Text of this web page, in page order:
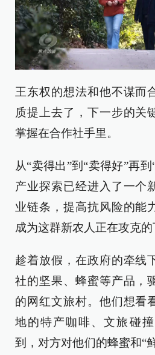
王东权的想法和他不谋而
质提上去了，下一步的关
掌握在合作社手里。
从“卖得出”到“卖得好”再
产业探索已经进入了一个
业链条，提高抗风险的能
成为这群新农人正在攻克的
趁着放假，在政府的牵线
社的坚果、蜂蜜等产品，
的网红文旅村。他们想看
地的特产咖啡、文旅碰
到，对方对他们的蜂蜜和“